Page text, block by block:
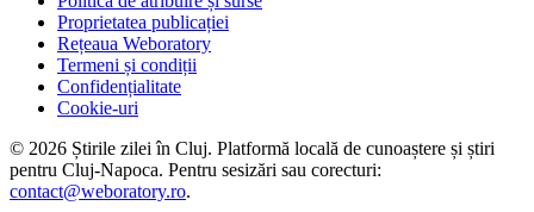
Proprietatea publicației
Rețeaua Weboratory
Termeni și condiții
Confidențialitate
Cookie-uri
© 2026 Știrile zilei în Cluj. Platformă locală de cunoaștere și știri
pentru Cluj-Napoca. Pentru sesizări sau corecturi:
contact@weboratory.ro.